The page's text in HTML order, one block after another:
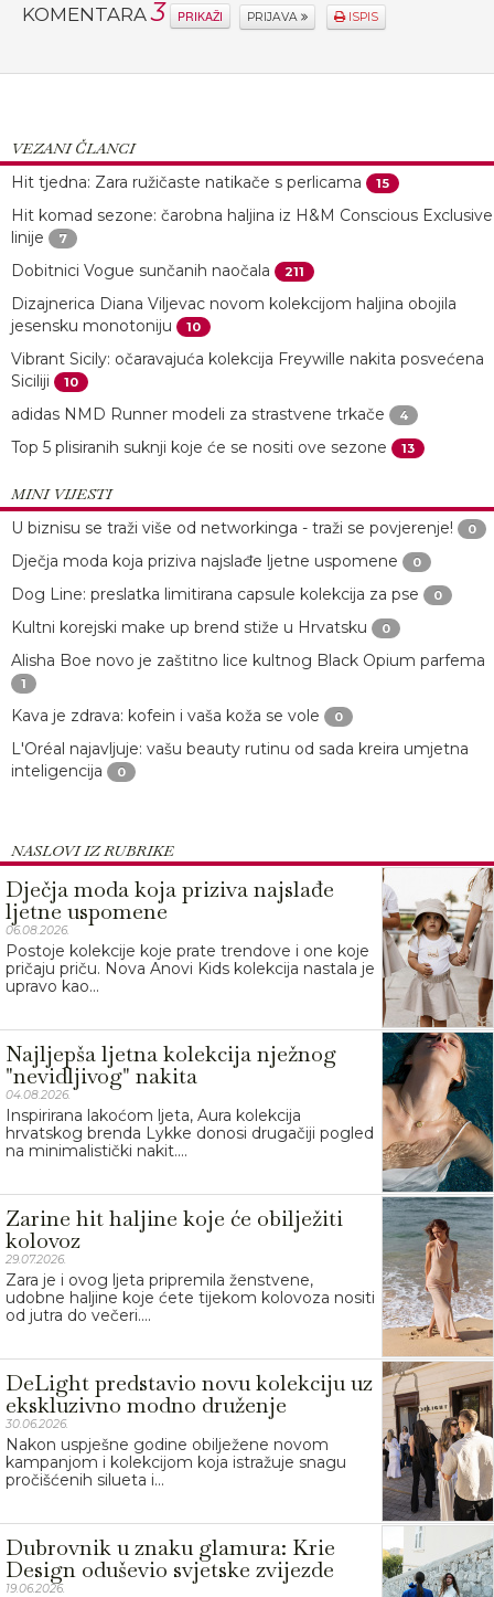
KOMENTARA3 PRIKAŽI PRIJAVA ISPIS
VEZANI ČLANCI
Hit tjedna: Zara ružičaste natikače s perlicama
15
Hit komad sezone: čarobna haljina iz H&M Conscious Exclusive
linije
7
Dobitnici Vogue sunčanih naočala 211
Dizajnerica Diana Viljevac novom kolekcijom haljina obojila
jesensku monotoniju
10
Vibrant Sicily: očaravajuća kolekcija Freywille nakita posvećena
Siciliji
10
adidas NMD Runner modeli za strastvene trkače 4
Top 5 plisiranih suknji koje će se nositi ove sezone 13
MINI VIJESTI
U biznisu se traži više od networkinga - traži se povjerenje!
0
Dječja moda koja priziva najslađe ljetne uspomene 0
Dog Line: preslatka limitirana capsule kolekcija za pse 0
Kultni korejski make up brend stiže u Hrvatsku 0
Alisha Boe novo je zaštitno lice kultnog Black Opium parfema
1
Kava je zdrava: kofein i vaša koža se vole 0
L'Oréal najavljuje: vašu beauty rutinu od sada kreira umjetna
inteligencija
0
NASLOVI IZ RUBRIKE
Dječja moda koja priziva najslađe
ljetne uspomene
06.08.2026.
Postoje kolekcije koje prate trendove i one koje
pričaju priču. Nova Anovi Kids kolekcija nastala je
upravo kao...
Najljepša ljetna kolekcija nježnog
"nevidljivog" nakita
04.08.2026.
Inspirirana lakoćom ljeta, Aura kolekcija
hrvatskog brenda Lykke donosi drugačiji pogled
na minimalistički nakit....
Zarine hit haljine koje će obilježiti
kolovoz
29.07.2026.
Zara je i ovog ljeta pripremila ženstvene,
udobne haljine koje ćete tijekom kolovoza nositi
od jutra do večeri....
DeLight predstavio novu kolekciju uz
ekskluzivno modno druženje
30.06.2026.
Nakon uspješne godine obilježene novom
kampanjom i kolekcijom koja istražuje snagu
pročišćenih silueta i...
Dubrovnik u znaku glamura: Krie
Design oduševio svjetske zvijezde
19.06.2026.